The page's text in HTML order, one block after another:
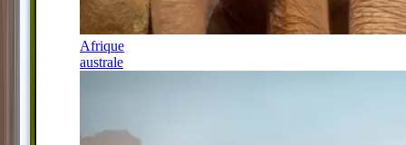
Afrique
australe